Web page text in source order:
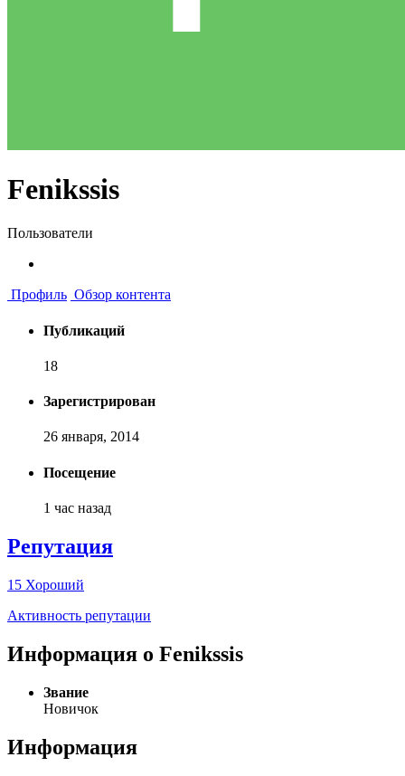
Fenikssis
Пользователи
Профиль Обзор контента
Публикаций
18
Зарегистрирован
26 января, 2014
Посещение
1 час назад
Репутация
15 Хороший
Активность репутации
Информация о Fenikssis
Звание
Новичок
Информация